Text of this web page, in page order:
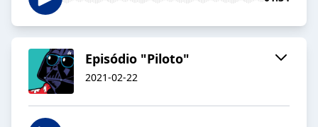
Episódio "Piloto"
2021-02-22